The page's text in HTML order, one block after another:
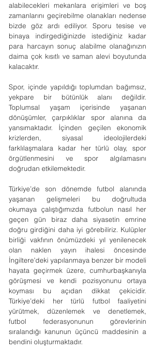
alabilecekleri mekanlara erişimleri ve boş
zamanlarını geçirebilme olanakları nedense
bizde göz ardı ediliyor. Sporu tesise ve
binaya indirgediğinizde istediğiniz kadar
para harcayın sonuç alabilme olanağınızın
daima çok kısıtlı ve saman alevi boyutunda
kalacaktır.
Spor, içinde yapıldığı toplumdan bağımsız,
yekpare bir bütünlük alanı değildir.
Toplumsal yaşam içerisinde yaşanan
dönüşümler, çarpıklıklar spor alanına da
yansımaktadır. İçinden geçilen ekonomik
krizlerden, siyasal ideolojilerdeki
farklılaşmalara kadar her türlü olay, spor
örgütlenmesini ve spor algılamasını
doğrudan etkilemektedir.
Türkiye’de son dönemde futbol alanında
yaşanan gelişmeleri bu doğrultuda
okumaya çalıştığımızda futbolun nasıl her
geçen gün biraz daha siyasetin emrine
doğru girdiğini daha iyi görebiliriz. Kulüpler
birliği vakfının önümüzdeki yıl yenilenecek
olan naklen yayın ihalesi öncesinde
İngiltere’deki yapılanmaya benzer bir modeli
hayata geçirmek üzere, cumhurbaşkanıyla
görüşmesi ve kendi pozisyonunu ortaya
koyması bu açıdan dikkat çekicidir.
Türkiye’deki her türlü futbol faaliyetini
yürütmek, düzenlemek ve denetlemek,
futbol federasyonunun görevlerinin
sıralandığı kanunun üçüncü maddesinin a
bendini oluşturmaktadır.